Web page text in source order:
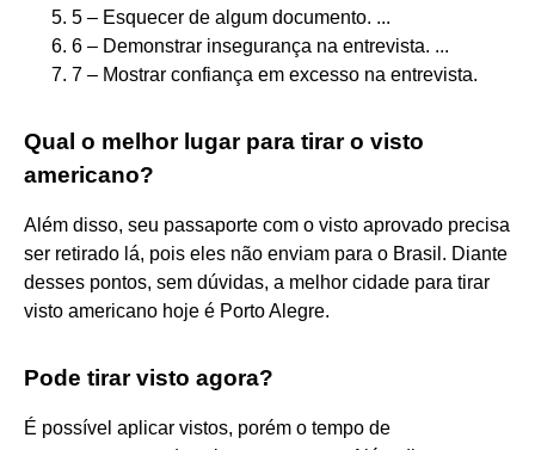
5 – Esquecer de algum documento. ...
6 – Demonstrar insegurança na entrevista. ...
7 – Mostrar confiança em excesso na entrevista.
Qual o melhor lugar para tirar o visto
americano?
Além disso, seu passaporte com o visto aprovado precisa
ser retirado lá, pois eles não enviam para o Brasil. Diante
desses pontos, sem dúvidas, a melhor cidade para tirar
visto americano hoje é Porto Alegre.
Pode tirar visto agora?
É possível aplicar vistos, porém o tempo de